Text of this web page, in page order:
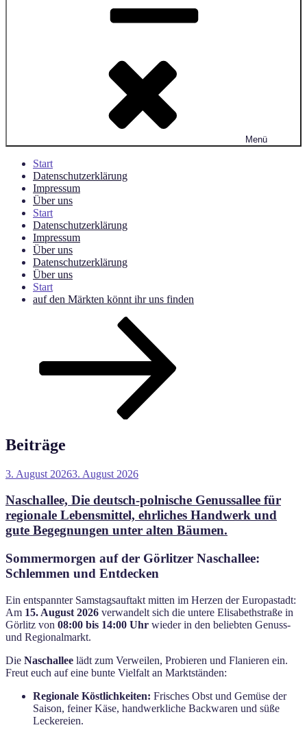
Menü
Start
Datenschutzerklärung
Impressum
Über uns
Start
Datenschutzerklärung
Impressum
Über uns
Datenschutzerklärung
Über uns
Start
auf den Märkten könnt ihr uns finden
Beiträge
Veröffentlicht
3. August 20263. August 2026
Naschallee, Die deutsch-polnische Genussallee für
regionale Lebensmittel, ehrliches Handwerk und
gute Begegnungen unter alten Bäumen.
Sommermorgen auf der Görlitzer Naschallee:
Schlemmen und Entdecken
Ein entspannter Samstagsauftakt mitten im Herzen der Europastadt:
Am 15. August 2026 verwandelt sich die untere Elisabethstraße in
Görlitz von 08:00 bis 14:00 Uhr wieder in den beliebten Genuss-
und Regionalmarkt.
Die Naschallee lädt zum Verweilen, Probieren und Flanieren ein.
Freut euch auf eine bunte Vielfalt an Marktständen:
Regionale Köstlichkeiten: Frisches Obst und Gemüse der
Saison, feiner Käse, handwerkliche Backwaren und süße
Leckereien.